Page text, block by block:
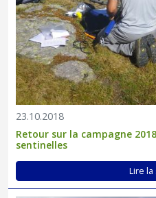
23.10.2018
Retour sur la campagne
sentinelles
Lire
Le maintien de l'activité pêche,
d'authenticité et de respect des